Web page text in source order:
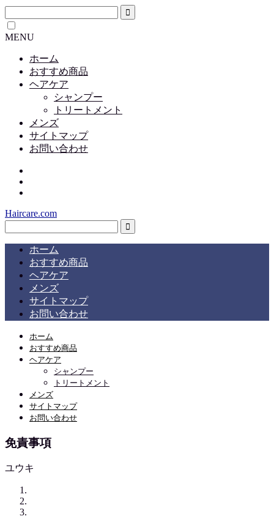
MENU
ホーム
おすすめ商品
ヘアケア
シャンプー
トリートメント
メンズ
サイトマップ
お問い合わせ
Haircare.com
ホーム
おすすめ商品
ヘアケア
メンズ
サイトマップ
お問い合わせ
ホーム
おすすめ商品
ヘアケア
シャンプー
トリートメント
メンズ
サイトマップ
お問い合わせ
免責事項
ユウキ